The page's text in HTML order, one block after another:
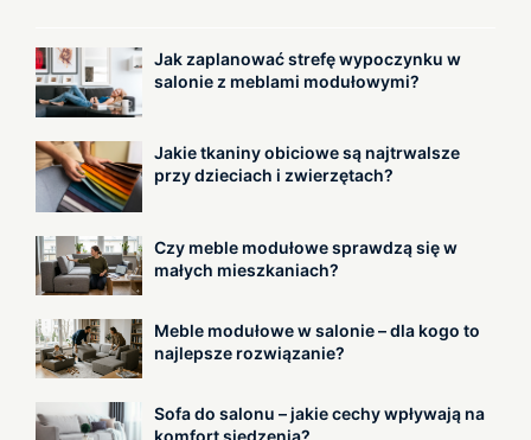
Jak zaplanować strefę wypoczynku w
salonie z meblami modułowymi?
Jakie tkaniny obiciowe są najtrwalsze
przy dzieciach i zwierzętach?
Czy meble modułowe sprawdzą się w
małych mieszkaniach?
Meble modułowe w salonie – dla kogo to
najlepsze rozwiązanie?
Sofa do salonu – jakie cechy wpływają na
komfort siedzenia?